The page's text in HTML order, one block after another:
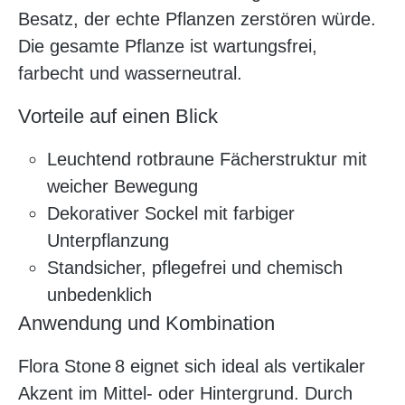
Besatz, der echte Pflanzen zerstören würde.
Die gesamte Pflanze ist wartungsfrei,
farbecht und wasserneutral.
Vorteile auf einen Blick
Leuchtend rotbraune Fächerstruktur mit
weicher Bewegung
Dekorativer Sockel mit farbiger
Unterpflanzung
Standsicher, pflegefrei und chemisch
unbedenklich
Anwendung und Kombination
Flora Stone 8 eignet sich ideal als vertikaler
Akzent im Mittel- oder Hintergrund. Durch